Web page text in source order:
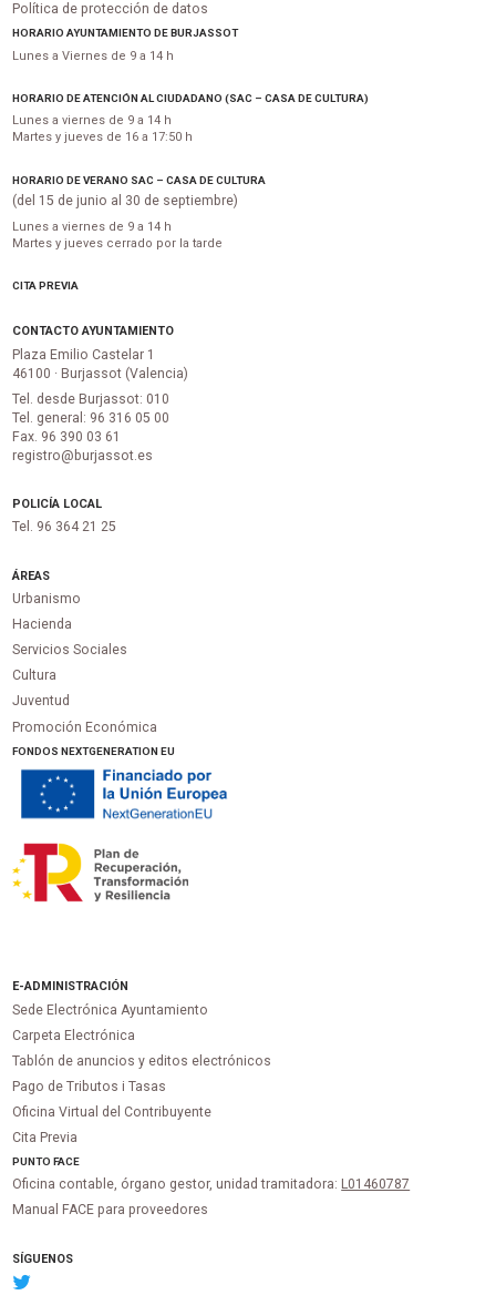
Política de protección de datos
HORARIO AYUNTAMIENTO DE BURJASSOT
Lunes a Viernes de 9 a 14 h
HORARIO DE ATENCIÓN AL CIUDADANO (SAC – CASA DE CULTURA)
Lunes a viernes de 9 a 14 h
Martes y jueves de 16 a 17:50 h
HORARIO DE VERANO SAC – CASA DE CULTURA
(del 15 de junio al 30 de septiembre)
Lunes a viernes de 9 a 14 h
Martes y jueves cerrado por la tarde
CITA PREVIA
CONTACTO AYUNTAMIENTO
Plaza Emilio Castelar 1
46100 · Burjassot (Valencia)
Tel. desde Burjassot: 010
Tel. general: 96 316 05 00
Fax. 96 390 03 61
registro@burjassot.es
POLICÍA LOCAL
Tel. 96 364 21 25
ÁREAS
Urbanismo
Hacienda
Servicios Sociales
Cultura
Juventud
Promoción Económica
FONDOS NEXTGENERATION EU
E-ADMINISTRACIÓN
Sede Electrónica Ayuntamiento
Carpeta Electrónica
Tablón de anuncios y editos electrónicos
Pago de Tributos i Tasas
Oficina Virtual del Contribuyente
Cita Previa
PUNTOFACE
Oficina contable, órgano gestor, unidad tramitadora: L01460787
Manual FACE para proveedores
SÍGUENOS